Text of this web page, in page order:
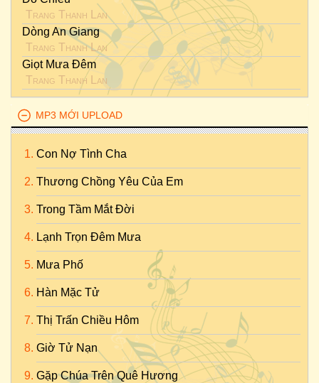
Trang Thanh Lan
Dòng An Giang
Trang Thanh Lan
Giọt Mưa Đêm
Trang Thanh Lan
MP3 MỚI UPLOAD
Con Nợ Tình Cha
Thương Chồng Yêu Của Em
Trong Tầm Mắt Đời
Lạnh Trọn Đêm Mưa
Mưa Phố
Hàn Mặc Tử
Thị Trấn Chiều Hôm
Giờ Tử Nạn
Gặp Chúa Trên Quê Hương